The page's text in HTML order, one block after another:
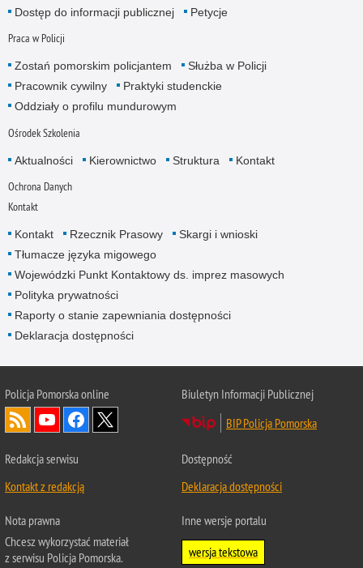
Dostęp do informacji publicznej
Petycje
Praca w Policji
Zostań pomorskim policjantem
Służba w Policji
Pracownik cywilny
Praktyki studenckie
Oddziały o profilu mundurowym
Ośrodek Szkolenia
Aktualności Kierownictwo Struktura Kontakt
Ochrona Danych
Kontakt
Kontakt Rzecznik Prasowy
Skargi i wnioski
Tłumacze języka migowego
Wojewódzki Punkt Kontaktowy ds. imprez masowych
Polityka prywatności
Raporty o stanie zapewniania dostępności
Deklaracja dostępności
Policja Pomorska online
Biuletyn Informacji Publicznej
BIP Policja Pomorska
Redakcja serwisu
Kontakt z redakcją
Dostępność
Deklaracja dostępności
Nota prawna
Chcesz wykorzystać materiał
z serwisu Policja Pomorska.
Inne wersje portalu
wersja tekstowa